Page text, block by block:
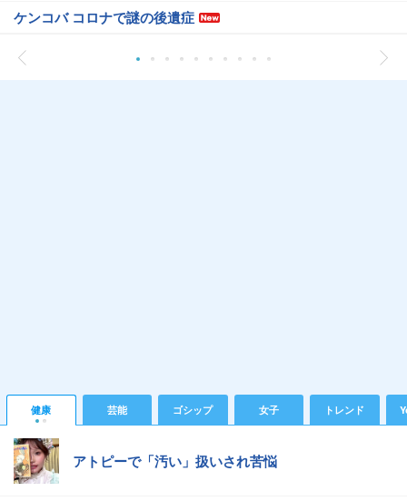
ケンコバ コロナで謎の後遺症
健康 芸能 ゴシップ 女子 トレンド
アトピーで「汚い」扱いされ苦悩